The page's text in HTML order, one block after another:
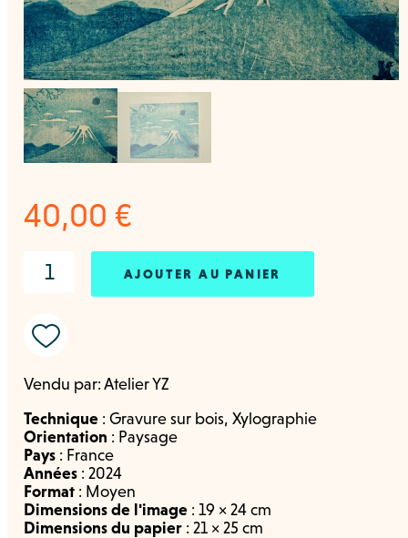
40,00 €
AJOUTER AU PANIER
Vendu par: Atelier YZ
Années : 2024
Pays : France
Technique : Gravure sur bois, Xylographie
Format : Moyen
Orientation : Paysage
Dimensions de l'image : 19 × 24 cm
Dimensions du papier : 21 × 25 cm